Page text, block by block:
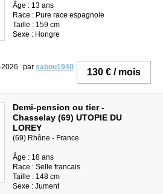
Âge : 13 ans
Race : Pure race espagnole
Taille : 159 cm
Sexe : Hongre
130 € / mois
2026 par sabou1940
Demi-pension ou tier -
Chasselay (69) UTOPIE DU
LOREY
(69) Rhône - France
Âge : 18 ans
Race : Selle francais
Taille : 148 cm
Sexe : Jument